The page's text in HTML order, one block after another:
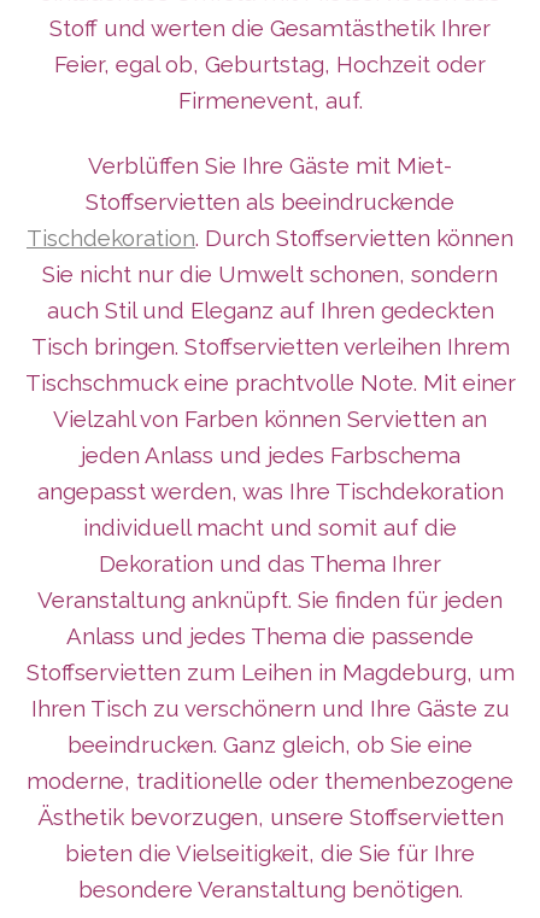
Stoff und werten die Gesamtästhetik Ihrer
Feier, egal ob, Geburtstag, Hochzeit oder
Firmenevent, auf.
Verblüffen Sie Ihre Gäste mit Miet-
Stoffservietten als beeindruckende
Tischdekoration. Durch Stoffservietten können
Sie nicht nur die Umwelt schonen, sondern
auch Stil und Eleganz auf Ihren gedeckten
Tisch bringen. Stoffservietten verleihen Ihrem
Tischschmuck eine prachtvolle Note. Mit einer
Vielzahl von Farben können Servietten an
jeden Anlass und jedes Farbschema
angepasst werden, was Ihre Tischdekoration
individuell macht und somit auf die
Dekoration und das Thema Ihrer
Veranstaltung anknüpft. Sie finden für jeden
Anlass und jedes Thema die passende
Stoffservietten zum Leihen in Magdeburg, um
Ihren Tisch zu verschönern und Ihre Gäste zu
beeindrucken. Ganz gleich, ob Sie eine
moderne, traditionelle oder themenbezogene
Ästhetik bevorzugen, unsere Stoffservietten
bieten die Vielseitigkeit, die Sie für Ihre
besondere Veranstaltung benötigen.